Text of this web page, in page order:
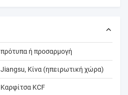
πρότυπα ή προσαρμογή
Jiangsu, Κίνα (ηπειρωτική χώρα)
Καρφίτσα KCF